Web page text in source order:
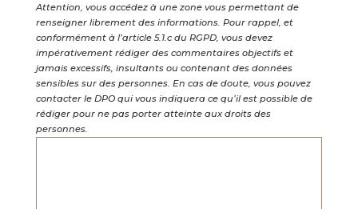
Attention, vous accédez à une zone vous permettant de
renseigner librement des informations. Pour rappel, et
conformément à l’article 5.1.c du RGPD, vous devez
impérativement rédiger des commentaires objectifs et
jamais excessifs, insultants ou contenant des données
sensibles sur des personnes. En cas de doute, vous pouvez
contacter le DPO qui vous indiquera ce qu’il est possible de
rédiger pour ne pas porter atteinte aux droits des
personnes.